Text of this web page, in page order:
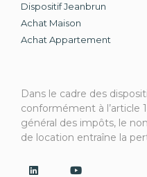
Dispositif Jeanbrun
Achat Maison
Achat Appartement
Dans le cadre des
conformément à l’article
général des impôts, le
de location entraîne la